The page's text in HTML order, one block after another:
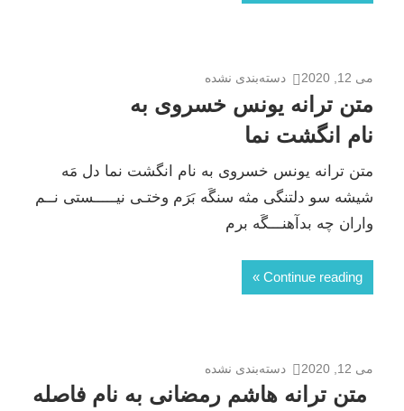
می 12, 2020 دسته‌بندی نشده
متن ترانه یونس خسروی به
نام انگشت نما
متن ترانه یونس خسروی به نام انگشت نما دل مَه
شیشه سو دلتنگی مثه سنگَه بَرَم وختـی نیـــــستی نــم
واران چه بدآهنـــگَه برم
Continue reading
می 12, 2020 دسته‌بندی نشده
متن ترانه هاشم رمضانی به نام فاصله